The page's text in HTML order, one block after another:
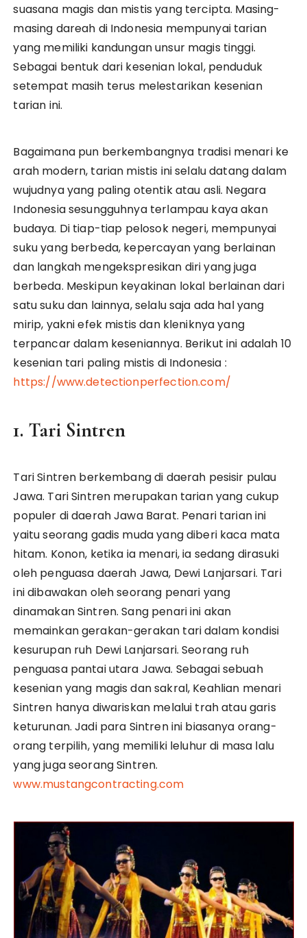
suasana magis dan mistis yang tercipta. Masing-
masing dareah di Indonesia mempunyai tarian
yang memiliki kandungan unsur magis tinggi.
Sebagai bentuk dari kesenian lokal, penduduk
setempat masih terus melestarikan kesenian
tarian ini.
Bagaimana pun berkembangnya tradisi menari ke
arah modern, tarian mistis ini selalu datang dalam
wujudnya yang paling otentik atau asli. Negara
Indonesia sesungguhnya terlampau kaya akan
budaya. Di tiap-tiap pelosok negeri, mempunyai
suku yang berbeda, kepercayan yang berlainan
dan langkah mengekspresikan diri yang juga
berbeda. Meskipun keyakinan lokal berlainan dari
satu suku dan lainnya, selalu saja ada hal yang
mirip, yakni efek mistis dan kleniknya yang
terpancar dalam keseniannya. Berikut ini adalah 10
kesenian tari paling mistis di Indonesia :
https://www.detectionperfection.com/
1. Tari Sintren
Tari Sintren berkembang di daerah pesisir pulau
Jawa. Tari Sintren merupakan tarian yang cukup
populer di daerah Jawa Barat. Penari tarian ini
yaitu seorang gadis muda yang diberi kaca mata
hitam. Konon, ketika ia menari, ia sedang dirasuki
oleh penguasa daerah Jawa, Dewi Lanjarsari. Tari
ini dibawakan oleh seorang penari yang
dinamakan Sintren. Sang penari ini akan
memainkan gerakan-gerakan tari dalam kondisi
kesurupan ruh Dewi Lanjarsari. Seorang ruh
penguasa pantai utara Jawa. Sebagai sebuah
kesenian yang magis dan sakral, Keahlian menari
Sintren hanya diwariskan melalui trah atau garis
keturunan. Jadi para Sintren ini biasanya orang-
orang terpilih, yang memiliki leluhur di masa lalu
yang juga seorang Sintren.
www.mustangcontracting.com